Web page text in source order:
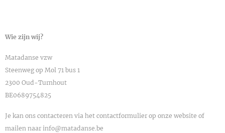
Wie zijn wij?
Matadanse vzw
Steenweg op Mol 71 bus 1
2300 Oud-Turnhout
BE0689754825
Je kan ons contacteren via het contactformulier op onze website of
mailen naar info@matadanse.be